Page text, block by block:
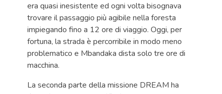
era quasi inesistente ed ogni volta bisognava
trovare il passaggio più agibile nella foresta
impiegando fino a 12 ore di viaggio. Oggi, per
fortuna, la strada è percorribile in modo meno
problematico e Mbandaka dista solo tre ore di
macchina.
La seconda parte della missione DREAM ha